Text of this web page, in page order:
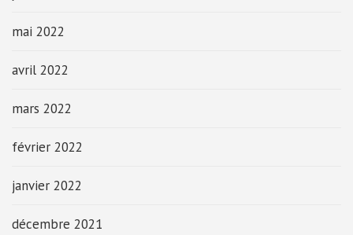
mai 2022
avril 2022
mars 2022
février 2022
janvier 2022
décembre 2021